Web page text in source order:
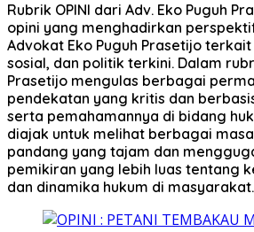
Rubrik OPINI dari Adv. Eko Puguh
opini yang menghadirkan
Advokat Eko Puguh Prasetijo terkait
sosial, dan politik terkini. Dalam
Prasetijo mengulas berbagai
pendekatan yang kritis dan
serta pemahamannya di bidang
diajak untuk melihat berbagai
pandang yang tajam dan
pemikiran yang lebih luas tentang
dan dinamika hukum di masyarakat.